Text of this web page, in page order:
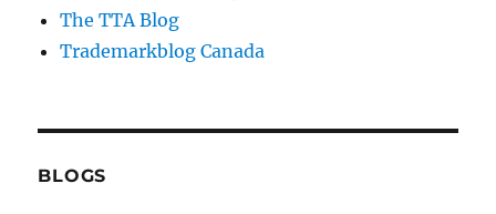
The TTA Blog
Trademarkblog Canada
BLOGS